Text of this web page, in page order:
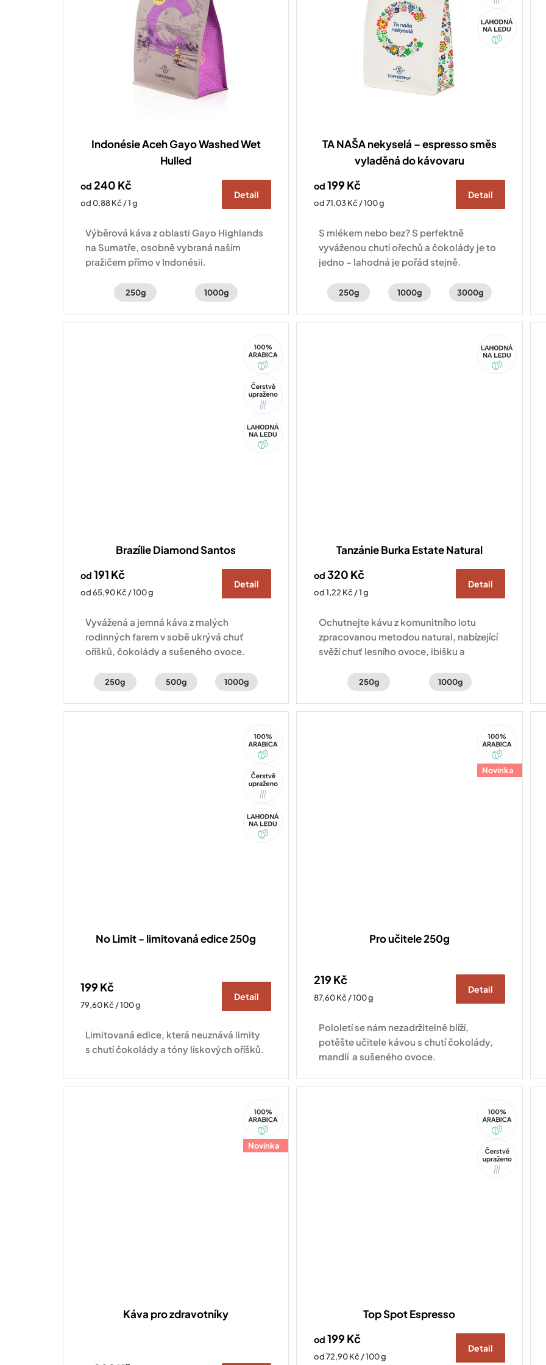
Indonésie Aceh Gayo Washed Wet
Hulled
od 240 Kč
Měrná
od 0,88 Kč / 1 g
Detail
Výběrová káva z oblasti Gayo Highlands
na Sumatře, osobně vybraná naším
pražičem přímo v Indonésii.
250g 1000g
TA NAŠA nekyselá – espresso směs
vyladěná do kávovaru
od 199 Kč
Měrná
od 71,03 Kč / 100 g
Detail
S mlékem nebo bez? S perfektně
vyváženou chutí ořechů a čokolády je to
jedno – lahodná je pořád stejně.
250g 1000g 3000g
Tip
Arabica
Brazílie Diamond Santos
od 191 Kč
Měrná
od 65,90 Kč / 100 g
Detail
Vyvážená a jemná káva z malých
rodinných farem v sobě ukrývá chuť
oříšků, čokolády a sušeného ovoce.
250g 500g 1000g
Tanzánie Burka Estate Natural
od 320 Kč
Měrná
od 1,22 Kč / 1 g
Detail
Ochutnejte kávu z komunitního lotu
zpracovanou metodou natural, nabízející
svěží chuť lesního ovoce, ibišku a
250g 1000g
Arabica
Tip
No Limit - limitovaná edice 250g
199 Kč
Měrná
79,60 Kč / 100 g
Detail
Limitovaná edice, která neuznává limity
s chutí čokolády a tóny lískových oříšků.
Novinka
Arabica
Pro učitele 250g
219 Kč
Měrná
87,60 Kč / 100 g
Detail
Pololetí se nám nezadržitelně blíží,
potěšte učitele kávou s chutí čokolády,
mandlí a sušeného ovoce.
Arabica
Novinka
Káva pro zdravotníky
Tip
Arabica
Top Spot Espresso
od 199 Kč
Měrná
od 72,90 Kč / 100 g
Detail